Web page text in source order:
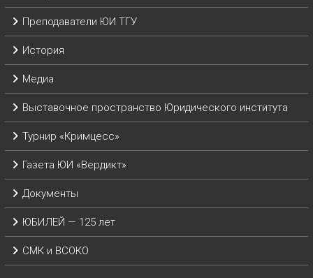
Преподаватели ЮИ ТГУ
История
Медиа
Выставочное пространство Юридического института
Турнир «Кримцесс»
Газета ЮИ «Вердикт»
Документы
ЮБИЛЕЙ — 125 лет
СМК и ВСОКО